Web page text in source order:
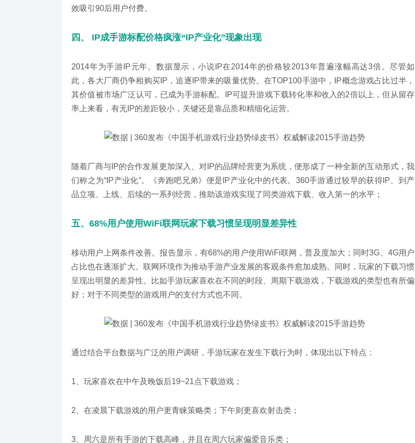
效吸引90后用户付费。
四、 IP成手游标配价格疯涨“IP产业化”现象出现
2014年为手游IP元年。数据显示，小说IP在2014年的价格较2013年普遍涨幅高达3倍。尽管如
此，各大厂商仍争相购买IP，追逐IP带来的吸量优势。在TOP100手游中，IP概念游戏占比过半，
其价值被市场广泛认可，已成为手游标配。IP可提升游戏下载转化率和收入的2倍以上，但从留存
率上来看，有无IP的差距较小，关键还是靠品质和精细化运营。
随着厂商与IP的合作发展更加深入、对IP的品牌经营更为系统，便形成了一种全新的互动形式，我
们称之为“IP产业化”。《奔跑吧兄弟》便是IP产业化中的代表。360手游通过较早的获得IP、到产
品立项、上线、后续的一系列经营，推助该游戏实现了同类游戏下载、收入第一的水平；
五、68%用户使用WiFi联网玩家下载习惯呈现明显差异性
移动用户上网条件改善。报告显示，有68%的用户使用WiFi联网，普及度加大；同时3G、4G用户
占比也在逐渐扩大。联网环境作为推动手游产业发展的客观条件愈加成熟。同时，玩家的下载习惯
呈现出明显的差异性。比如手游玩家喜欢在不同的时段、周期下载游戏，下载游戏的类型也有所偏
好；对于不同类型的游戏用户的支付方式也不同。
通过结合平台数据与广泛的用户调研，手游玩家在发生下载行为时，体现出以下特点：
1、玩家喜欢在中午及晚饭后19~21点下载游戏；
2、在凌晨下载游戏的用户更青睐策略类；下午则更喜欢射击类；
3、周六是所有手游的下载高峰，并且在周六玩家偏爱音乐类；